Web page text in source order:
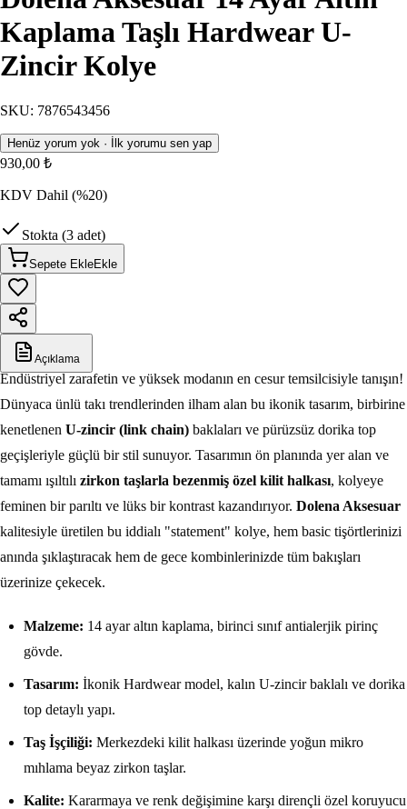
Kaplama Taşlı Hardwear U-
Zincir Kolye
SKU: 7876543456
Henüz yorum yok · İlk yorumu sen yap
930,00 ₺
KDV Dahil (%20)
Stokta (3 adet)
Sepete EkleEkle
Açıklama
Endüstriyel zarafetin ve yüksek modanın en cesur temsilcisiyle tanışın!
Dünyaca ünlü takı trendlerinden ilham alan bu ikonik tasarım, birbirine
kenetlenen U-zincir (link chain) baklaları ve pürüzsüz dorika top
geçişleriyle güçlü bir stil sunuyor. Tasarımın ön planında yer alan ve
tamamı ışıltılı zirkon taşlarla bezenmiş özel kilit halkası, kolyeye
feminen bir parıltı ve lüks bir kontrast kazandırıyor. Dolena Aksesuar
kalitesiyle üretilen bu iddialı "statement" kolye, hem basic tişörtlerinizi
anında şıklaştıracak hem de gece kombinlerinizde tüm bakışları
üzerinize çekecek.
Malzeme: 14 ayar altın kaplama, birinci sınıf antialerjik pirinç
gövde.
Tasarım: İkonik Hardwear model, kalın U-zincir baklalı ve dorika
top detaylı yapı.
Taş İşçiliği: Merkezdeki kilit halkası üzerinde yoğun mikro
mıhlama beyaz zirkon taşlar.
Kalite: Kararmaya ve renk değişimine karşı dirençli özel koruyucu